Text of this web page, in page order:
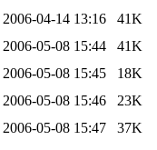
2006-04-14 13:16
41K
2006-05-08 15:44
41K
2006-05-08 15:45
18K
2006-05-08 15:46
23K
2006-05-08 15:47
37K